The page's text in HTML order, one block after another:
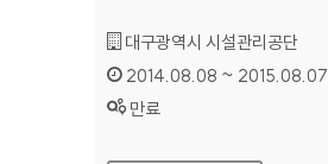
기관명 :
대구광역시 시설관리공단
인증기간 :
2014.08.08 ~ 2015.08.07
상태 :
만료